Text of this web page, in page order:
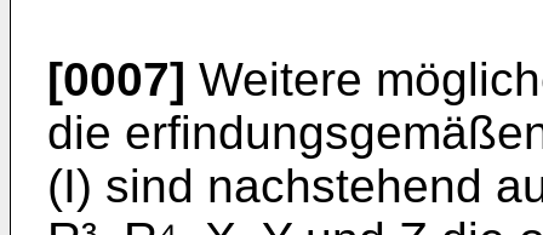
[0007] Weitere
die
(I) sind nach­stehend